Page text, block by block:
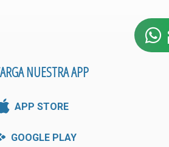
NUESTRA APP
APP STORE
GOOGLE PLAY